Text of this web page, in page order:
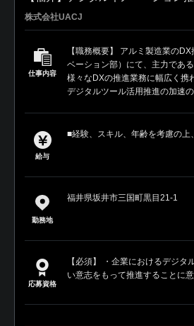
株式会社UACJ
仕事内容
【職務概要】 アルミ製造業の
ベーション部）にて、主力であ
様々なDXの推進業務に幅広く携
デジタルツール活用推進の加速
給与
■経験、スキル、年齢を考慮の上
勤務地
福井県坂井市三国町黒目21-1
応募資格
【必須】 ・企業におけるデジタ
い意志をもって推進することに